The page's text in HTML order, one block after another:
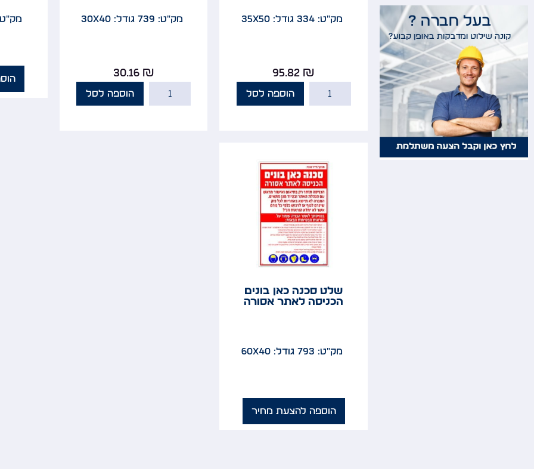
מק"ט: 334 גודל: 35x50
95.82 ₪
הוספה לסל
מק"ט: 739 גודל: 30x40
30.16 ₪
הוספה לסל
מק"ט:
שלט סכנה כאן בונים
הכניסה לאתר אסורה
מק"ט: 793 גודל: 60x40
הוספה להצעת מחיר